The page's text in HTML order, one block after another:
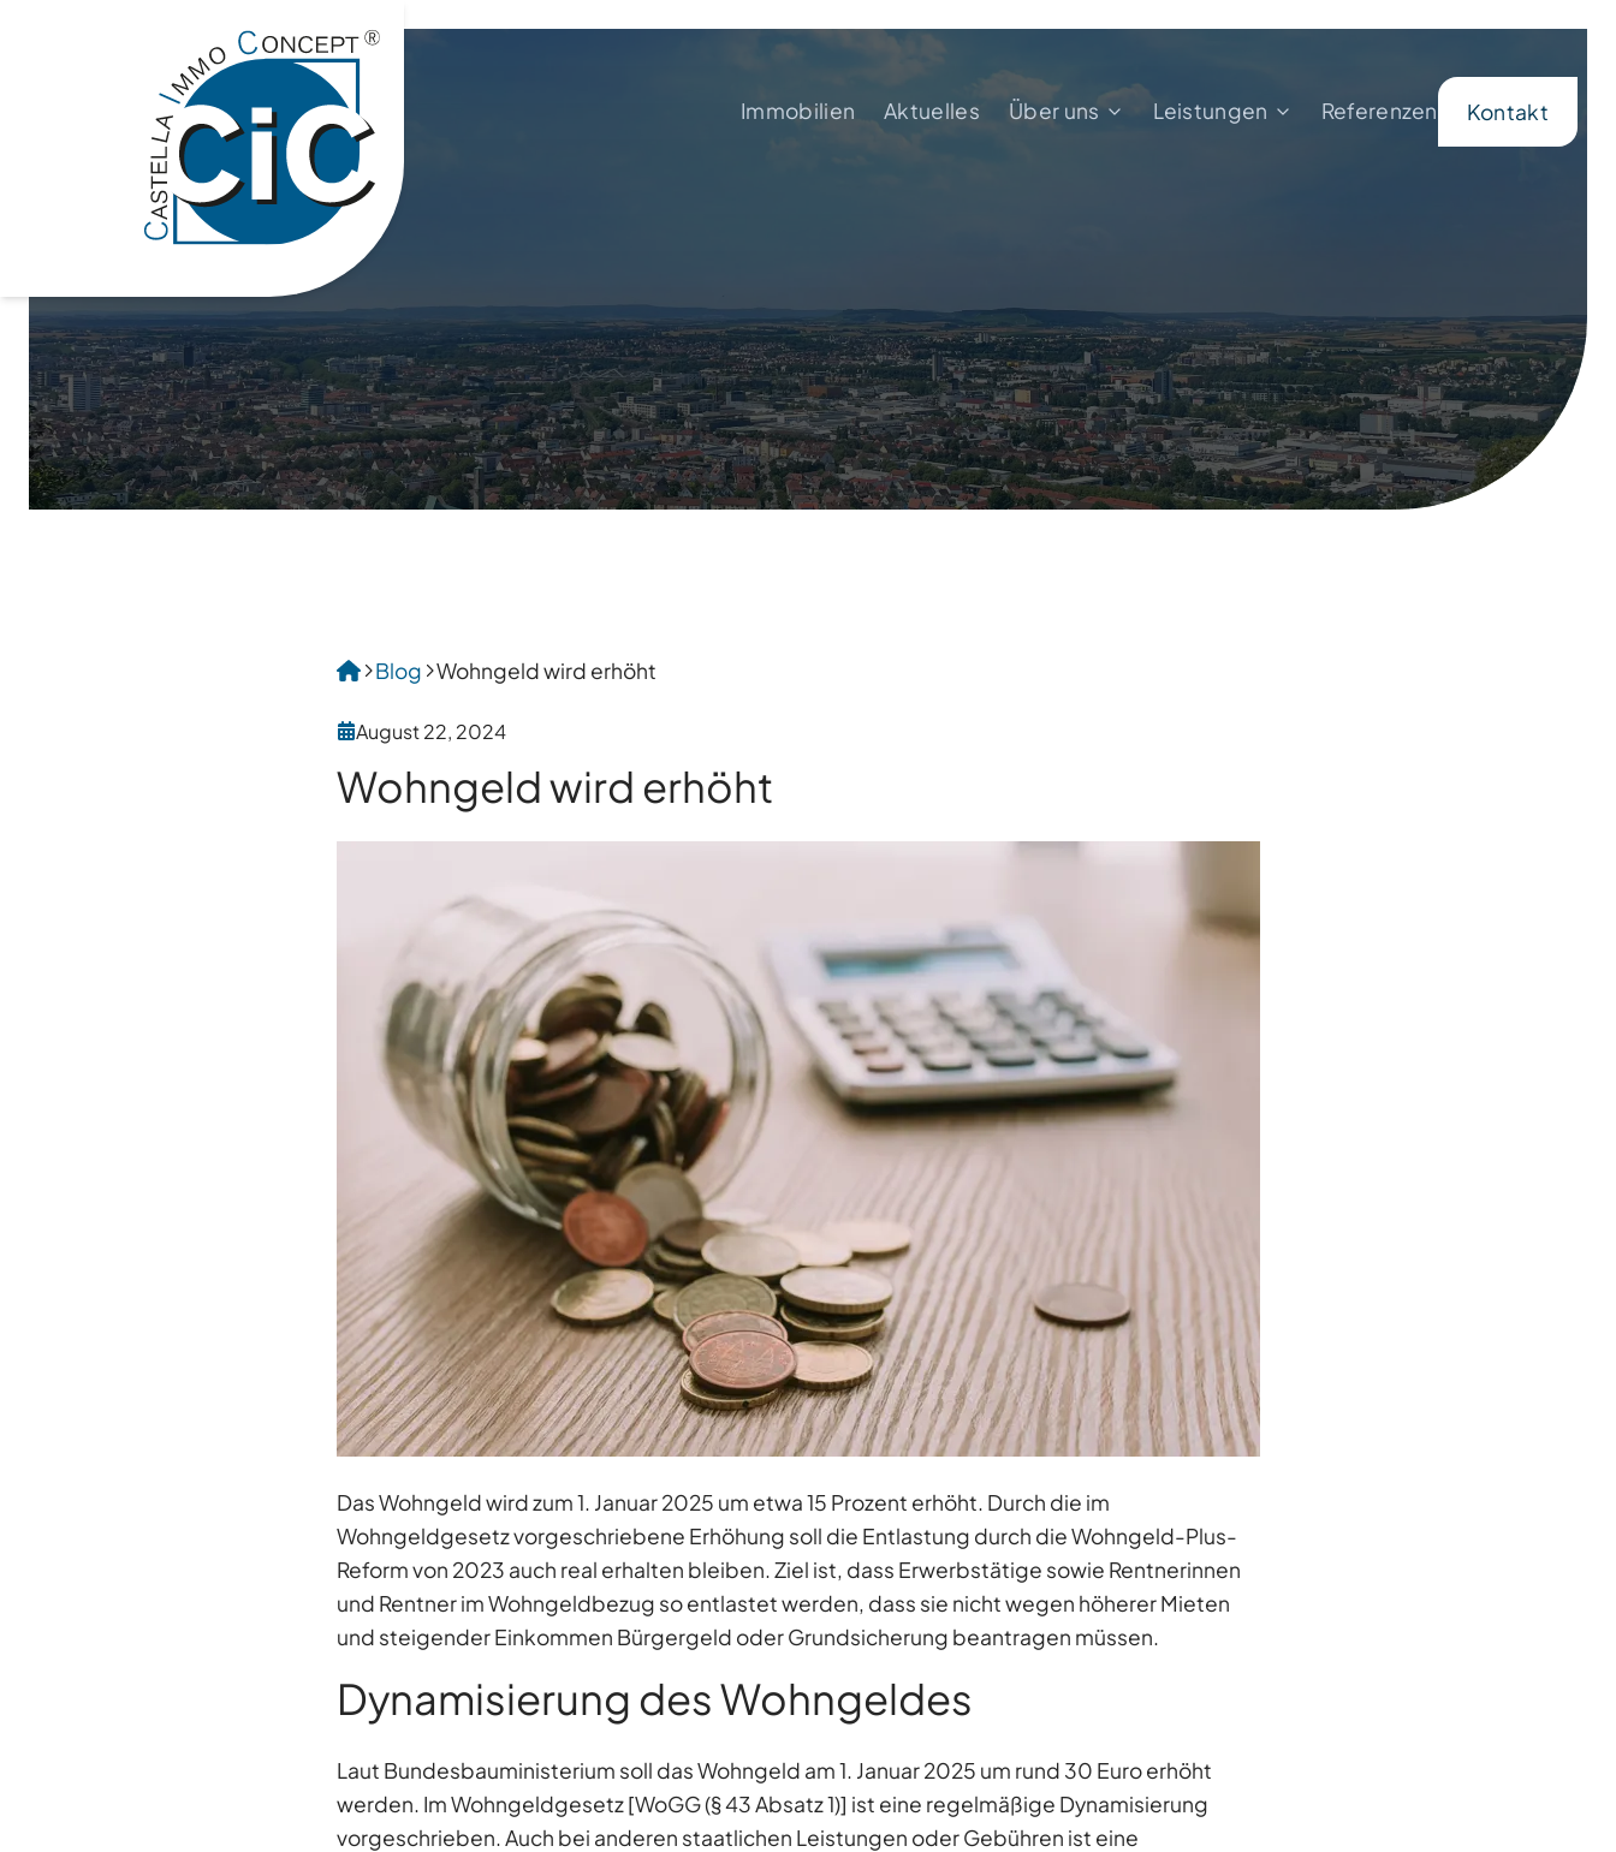
Immobilien Aktuelles Über uns
Persönliche Anschreiben
Tipp-Provision
Biker
Leistungen
Vermietung
Finanzierungsberatung
Sanieren & Renovieren
Referenzen Kontakt
Blog Wohngeld wird erhöht
August 22, 2024
Wohngeld wird erhöht
Das Wohngeld wird zum 1. Januar 2025 um etwa 15 Prozent erhöht. Durch die im
Wohngeldgesetz vorgeschriebene Erhöhung soll die Entlastung durch die Wohngeld-Plus-
Reform von 2023 auch real erhalten bleiben. Ziel ist, dass Erwerbstätige sowie Rentnerinnen
und Rentner im Wohngeldbezug so entlastet werden, dass sie nicht wegen höherer Mieten
und steigender Einkommen Bürgergeld oder Grundsicherung beantragen müssen.
Dynamisierung des Wohngeldes
Laut Bundesbauministerium soll das Wohngeld am 1. Januar 2025 um rund 30 Euro erhöht
werden. Im Wohngeldgesetz [WoGG (§ 43 Absatz 1)] ist eine regelmäßige Dynamisierung
vorgeschrieben. Auch bei anderen staatlichen Leistungen oder Gebühren ist eine